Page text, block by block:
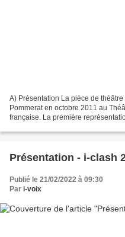
A) Présentation La pièce de
Pommerat en octobre 2011 au
française. La première
Présentation - i-clash
Publié le 21/02/2022 à 09:30
Par i-voix